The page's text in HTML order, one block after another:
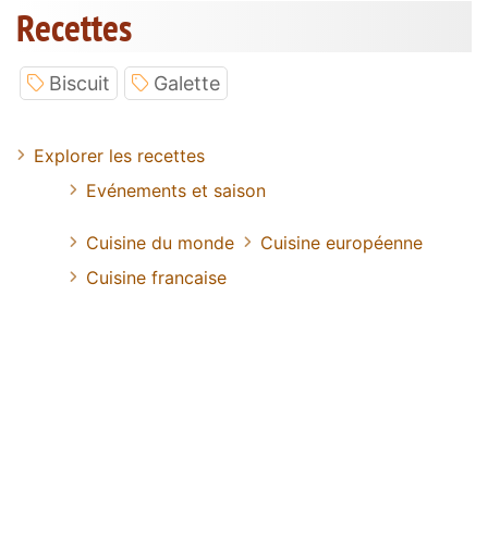
Recettes
Biscuit Galette
Explorer les recettes
Evénements et saison
Cuisine du monde
Cuisine européenne
Cuisine francaise